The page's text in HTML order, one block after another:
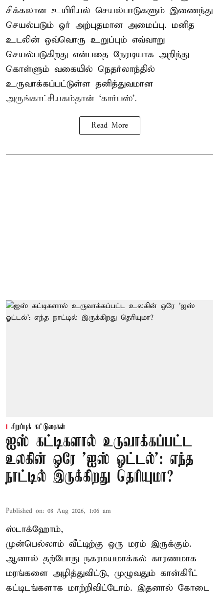
சிக்கலான உயிரியல் செயல்பாடுகளும் இணைந்து
செயல்படும் ஓர் அற்புதமான அமைப்பு. மனித
உடலின் ஒவ்வொரு உறுப்பும் எவ்வாறு
செயல்படுகிறது என்பதை நேரடியாக அறிந்து
கொள்ளும் வகையில் நெதர்லாந்தில்
உருவாக்கப்பட்டுள்ள தனித்துவமான
அருங்காட்சியகம்தான் ‘கார்பஸ்’.
Read More
சிறப்புக் கட்டுரைகள்
ஐஸ் கட்டிகளால் உருவாக்கப்பட்ட
உலகின் ஒரே 'ஐஸ் ஓட்டல்': எந்த
நாட்டில் இருக்கிறது தெரியுமா?
Published on: 08 Aug 2026, 1:06 am
ஸ்டாக்ஹோம்,
முன்பெல்லாம் வீட்டிற்கு ஒரு மரம் இருக்கும்.
ஆனால் தற்போது நகரமயமாக்கல் காரணமாக
மரங்களை அழித்துவிட்டு, முழுவதும் கான்கிரீட்
கட்டிடங்களாக மாற்றிவிட்டோம். இதனால் கோடை